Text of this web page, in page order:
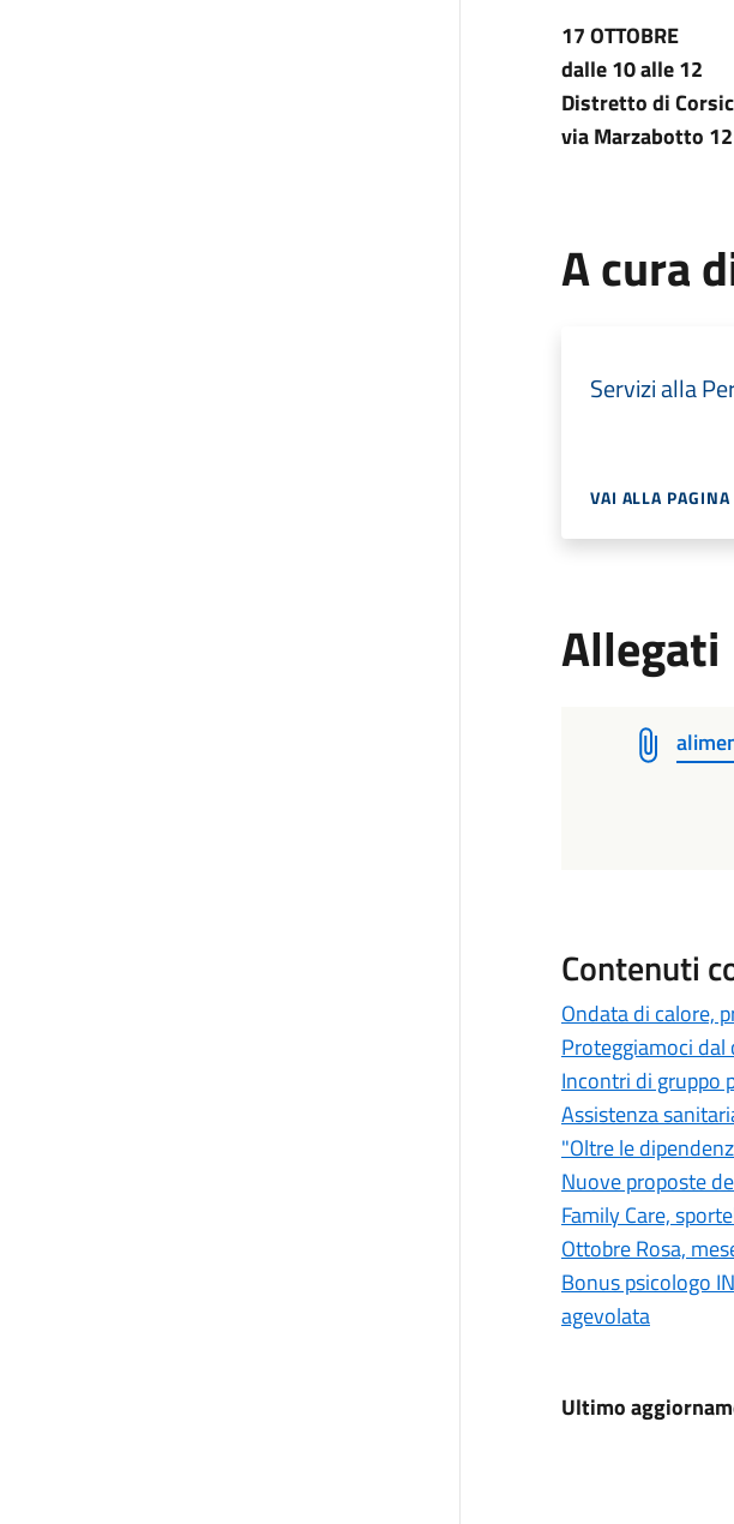
17 OTTOBRE
dalle 10 alle 12
Distretto di
via Marzabotto 12
A cura
Servizi alla
VAI ALLA PAGINA
Allegati
Contenuti
Ondata di calore,
Proteggiamoci dal
Incontri di gruppo
Assistenza
"Oltre le
Nuove proposte
Family Care,
Ottobre Rosa,
Bonus psicologo
agevolata
Ultimo